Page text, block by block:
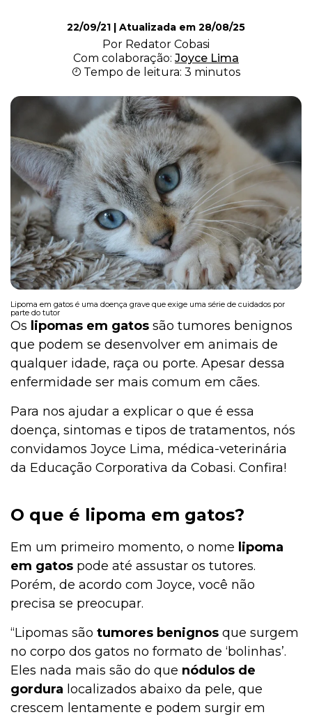
Curiosidades
Higiene
Saúde
22/09/21 | Atualizada em 28/08/25
Por Redator Cobasi
Com colaboração: Joyce Lima
Tempo de leitura: 3 minutos
Lipoma em gatos é uma doença grave que exige uma série de cuidados por
parte do tutor
Os lipomas em gatos são tumores benignos
que podem se desenvolver em animais de
qualquer idade, raça ou porte. Apesar dessa
enfermidade ser mais comum em cães.
Para nos ajudar a explicar o que é essa
doença, sintomas e tipos de tratamentos, nós
convidamos Joyce Lima, médica-veterinária
da Educação Corporativa da Cobasi. Confira!
O que é lipoma em gatos?
Em um primeiro momento, o nome lipoma
em gatos pode até assustar os tutores.
Porém, de acordo com Joyce, você não
precisa se preocupar.
“Lipomas são tumores benignos que surgem
no corpo dos gatos no formato de ‘bolinhas’.
Eles nada mais são do que nódulos de
gordura localizados abaixo da pele, que
crescem lentamente e podem surgir em